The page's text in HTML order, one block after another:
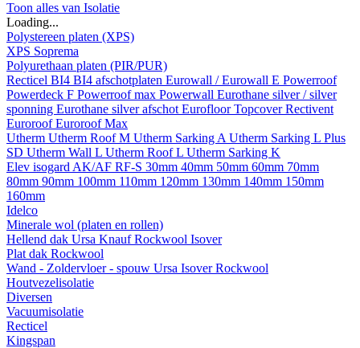
Toon alles van Isolatie
Loading...
Polystereen platen (XPS)
XPS Soprema
Polyurethaan platen (PIR/PUR)
Recticel BI4 BI4 afschotplaten Eurowall / Eurowall E Powerroof
Powerdeck F Powerroof max Powerwall Eurothane silver / silver
sponning Eurothane silver afschot EurofloorTopcoverRectivent
EuroroofEuroroof Max
Utherm Utherm Roof M Utherm Sarking A Utherm Sarking L Plus
SD Utherm Wall L Utherm Roof L Utherm Sarking K
Elev isogard AK/AF RF-S 30mm 40mm 50mm 60mm 70mm
80mm 90mm 100mm 110mm 120mm 130mm 140mm 150mm
160mm
Idelco
Minerale wol (platen en rollen)
Hellend dak Ursa KnaufRockwool Isover
Plat dak Rockwool
Wand - Zoldervloer - spouw Ursa IsoverRockwool
Houtvezelisolatie
Diversen
Vacuumisolatie
Recticel
Kingspan